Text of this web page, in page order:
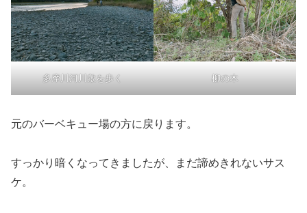
多摩川河川敷を歩く 柳の木
元のバーベキュー場の方に戻ります。
すっかり暗くなってきましたが、まだ諦めきれないサス
ケ。